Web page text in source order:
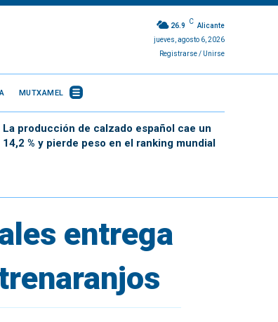
26.9
C
Alicante
jueves, agosto 6, 2026
Registrarse / Unirse
MUTXAMEL
La producción de calzado español cae un
14,2 % y pierde peso en el ranking mundial
entrega